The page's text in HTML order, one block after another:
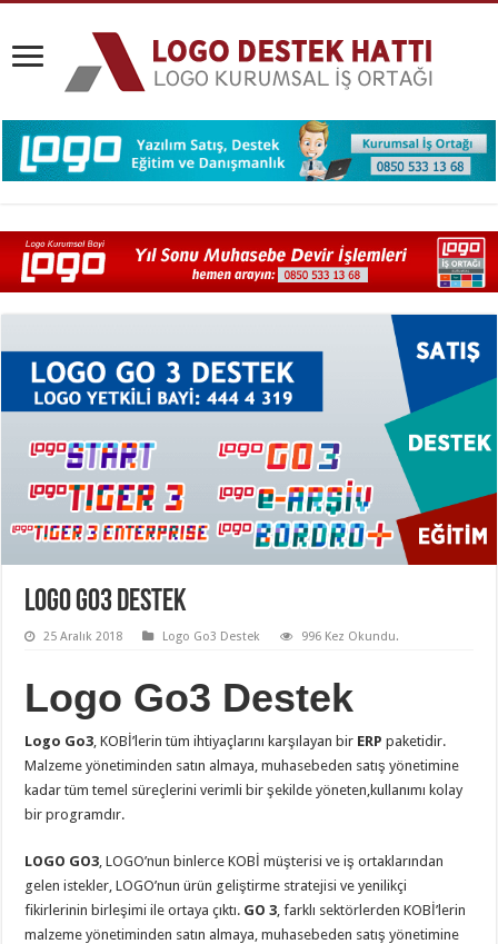
Logo Go3 Destek
25 Aralık 2018 Logo Go3 Destek 996 Kez Okundu.
Logo Go3 Destek
Logo Go3 , KOBİ’lerin tüm ihtiyaçlarını karşılayan bir ERP paketidir.
Malzeme yönetiminden satın almaya, muhasebeden satış yönetimine
kadar tüm temel süreçlerini verimli bir şekilde yöneten,kullanımı kolay
bir programdır.
LOGO GO3 , LOGO’nun binlerce KOBİ müşterisi ve iş ortaklarından
gelen istekler, LOGO’nun ürün geliştirme stratejisi ve yenilikçi
fikirlerinin birleşimi ile ortaya çıktı. GO 3 , farklı sektörlerden KOBİ’lerin
malzeme yönetiminden satın almaya, muhasebeden satış yönetimine